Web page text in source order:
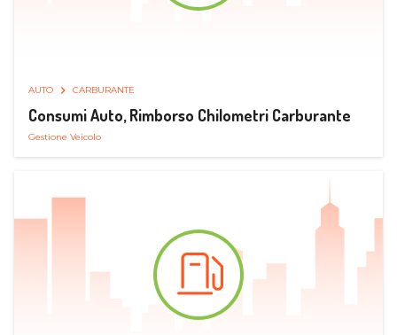
AUTO CARBURANTE
Consumi Auto, Rimborso Chilometri Carburante
Gestione Veicolo